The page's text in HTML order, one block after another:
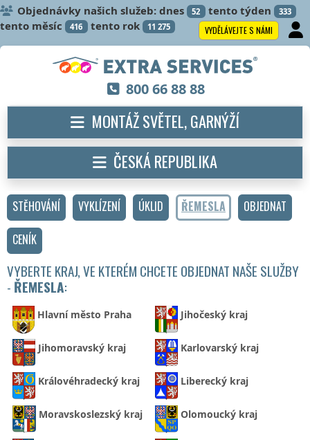
Objednávky našich služeb: dnes 52 tento týden 333
tento měsíc 416 tento rok 11 275 VYDĚLÁVEJTE S NÁMI
STĚHOVÁNÍ VYKLÍZENÍ ÚKLID ŘEMESLA
OBJEDNAT
CENÍK
VYBERTE KRAJ, VE KTERÉM CHCETE OBJEDNAT NAŠE SLUŽBY
- ŘEMESLA:
Hlavní město Praha Jihočeský kraj
Jihomoravský kraj Karlovarský kraj
Královéhradecký kraj Liberecký kraj
Moravskoslezský kraj Olomoucký kraj
800 66 88 88
MONTÁŽ SVĚTEL, GARNÝŽÍ
ČESKÁ REPUBLIKA